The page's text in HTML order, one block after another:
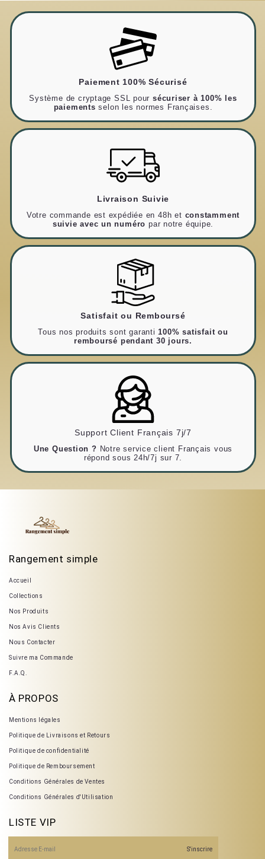
Paiement 100% Sécurisé
Système de cryptage SSL pour sécuriser à 100% les
paiements selon les normes Françaises.
Livraison Suivie
Votre commande est expédiée en 48h et constamment
suivie avec un numéro par notre équipe.
Satisfait ou Remboursé
Tous nos produits sont garanti100% satisfait ou
remboursé pendant 30 jours.
Support Client Français 7j/7
Une Question ? Notre service client Français vous
répond sous 24h/7j sur 7.
Rangement simple
Accueil
Collections
Nos Produits
Nos Avis Clients
Nous Contacter
Suivre ma Commande
F.A.Q.
À PROPOS
Mentions légales
Politique de Livraisons et Retours
Politique de confidentialité
Politique de Remboursement
Conditions Générales de Ventes
Conditions Générales d'Utilisation
LISTE VIP
S'inscrire